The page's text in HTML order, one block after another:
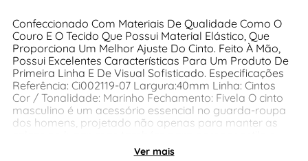
Confeccionado Com Materiais De Qualidade Como O
Couro E O Tecido Que Possui Material Elástico, Que
Proporciona Um Melhor Ajuste Do Cinto. Feito À Mão,
Possui Excelentes Características Para Um Produto De
Primeira Linha E De Visual Sofisticado. Especificações
Referência: Ci002119-07 Largura:40mm Linha: Cintos
Cor / Tonalidade: Marinho Fechamento: Fivela O cinto
masculino é um acessório essencial no guarda-roupa
dos homens, projetado não apenas para manter as
sofisticação ao visual. Com uma variedade de estilos,
Ver mais